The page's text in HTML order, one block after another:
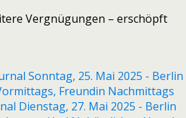
Vergnügungen – erschöpft
Sonntag, 25. Mai 2025 - Berlin
Freundin Nachmittags
Dienstag, 27. Mai 2025 - Berlin